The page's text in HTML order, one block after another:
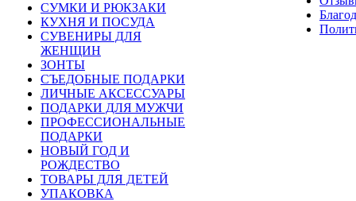
СУМКИ И РЮКЗАКИ
КУХНЯ И ПОСУДА
СУВЕНИРЫ ДЛЯ
ЖЕНЩИН
ЗОНТЫ
СЪЕДОБНЫЕ ПОДАРКИ
ЛИЧНЫЕ АКСЕССУАРЫ
ПОДАРКИ ДЛЯ МУЖЧИ
ПРОФЕССИОНАЛЬНЫЕ
ПОДАРКИ
НОВЫЙ ГОД И
РОЖДЕСТВО
ТОВАРЫ ДЛЯ ДЕТЕЙ
УПАКОВКА